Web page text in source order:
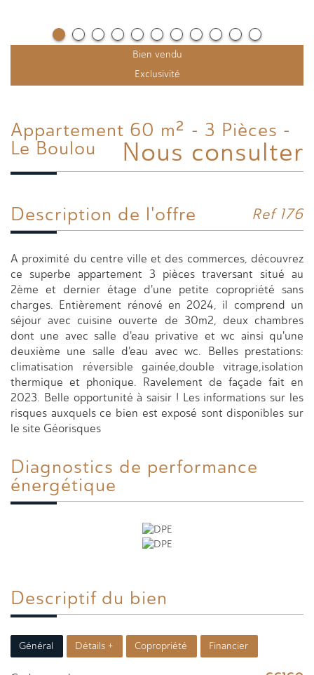
Bien vendu
Exclusivité
Appartement 60 m² - 3 Pièces -
Le Boulou
Nous consulter
Description de l'offre Ref 176
A proximité du centre ville et des commerces, découvrez
ce superbe appartement 3 pièces traversant situé au
2ème et dernier étage d'une petite copropriété sans
charges. Entièrement rénové en 2024, il comprend un
séjour avec cuisine ouverte de 30m2, deux chambres
dont une avec salle d'eau privative et wc ainsi qu'une
deuxième une salle d'eau avec wc. Belles prestations:
climatisation réversible gainée,double vitrage,isolation
thermique et phonique. Ravelement de façade fait en
2023. Belle opportunité à saisir ! Les informations sur les
risques auxquels ce bien est exposé sont disponibles sur
le site Géorisques
Diagnostics de performance
énergétique
Descriptif du bien
Général Détails + Copropriété Financier